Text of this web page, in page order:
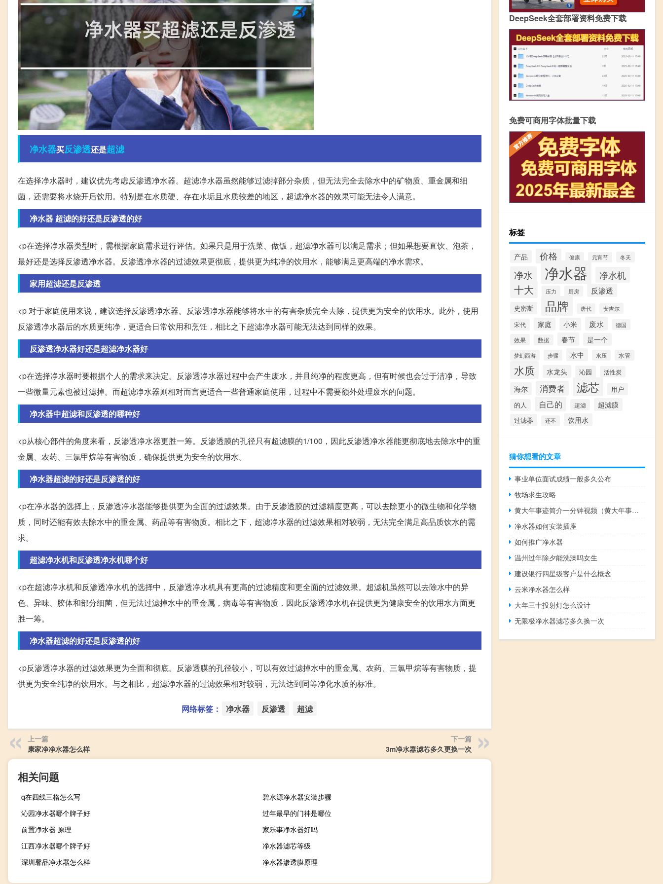
净水器买反渗透还是超滤
在选择净水器时，建议优先考虑反渗透净水器。超滤净水器虽然能够过滤掉部分杂质，但无法完全去除水中的矿物质、重金属和细
菌，还需要将水烧开后饮用。特别是在水质硬、存在水垢且水质较差的地区，超滤净水器的效果可能无法令人满意。
净水器 超滤的好还是反渗透的好
<p在选择净水器类型时，需根据家庭需求进行评估。如果只是用于洗菜、做饭，超滤净水器可以满足需求；但如果想要直饮、泡茶，
最好还是选择反渗透净水器。反渗透净水器的过滤效果更彻底，提供更为纯净的饮用水，能够满足更高端的净水需求。
家用超滤还是反渗透
<p 对于家庭使用来说，建议选择反渗透净水器。反渗透净水器能够将水中的有害杂质完全去除，提供更为安全的饮用水。此外，使用
反渗透净水器后的水质更纯净，更适合日常饮用和烹饪，相比之下超滤净水器可能无法达到同样的效果。
反渗透净水器好还是超滤净水器好
<p在选择净水器时要根据个人的需求来决定。反渗透净水器过程中会产生废水，并且纯净的程度更高，但有时候也会过于洁净，导致
一些微量元素也被过滤掉。而超滤净水器则相对而言更适合一些普通家庭使用，过程中不需要额外处理废水的问题。
净水器中超滤和反渗透的哪种好
<p从核心部件的角度来看，反渗透净水器更胜一筹。反渗透膜的孔径只有超滤膜的1/100，因此反渗透净水器能更彻底地去除水中的重
金属、农药、三氯甲烷等有害物质，确保提供更为安全的饮用水。
净水器超滤的好还是反渗透的好
<p在净水器的选择上，反渗透净水器能够提供更为全面的过滤效果。由于反渗透膜的过滤精度更高，可以去除更小的微生物和化学物
质，同时还能有效去除水中的重金属、药品等有害物质。相比之下，超滤净水器的过滤效果相对较弱，无法完全满足高品质饮水的需
求。
超滤净水机和反渗透净水机哪个好
<p在超滤净水机和反渗透净水机的选择中，反渗透净水机具有更高的过滤精度和更全面的过滤效果。超滤机虽然可以去除水中的异
色、异味、胶体和部分细菌，但无法过滤掉水中的重金属，病毒等有害物质，因此反渗透净水机在提供更为健康安全的饮用水方面更
胜一筹。
净水器超滤的好还是反渗透的好
<p反渗透净水器的过滤效果更为全面和彻底。反渗透膜的孔径较小，可以有效过滤掉水中的重金属、农药、三氯甲烷等有害物质，提
供更为安全纯净的饮用水。与之相比，超滤净水器的过滤效果相对较弱，无法达到同等净化水质的标准。
网络标签： 净水器 反渗透 超滤
上一篇
康家净净水器怎么样
下一篇
3m净水器滤芯多久更换一次
相关问题
q在四线三格怎么写
碧水源净水器安装步骤
沁园净水器哪个牌子好
过年最早的门神是哪位
前置净水器 原理
家乐事净水器好吗
江西净水器哪个牌子好
净水器滤芯等级
深圳馨品净水器怎么样
净水器渗透膜原理
DeepSeek全套部署资料免费下载
免费可商用字体批量下载
标签
产品 价格 健康 元宵节 冬天
净水 净水器 净水机
十大 压力 厨房 反渗透
史密斯 品牌 唐代 安吉尔
宋代 家庭 小米 废水 德国
效果 数据 春节 是一个
梦幻西游 步骤 水中 水压 水管
水质 水龙头 沁园 活性炭
海尔 消费者 滤芯 用户
的人 自己的 超滤 超滤膜
过滤器 还不 饮用水
猜你想看的文章
事业单位面试成绩一般多久公布
牧场求生攻略
黄大年事迹简介一分钟视频（黄大年事迹简单介绍）
净水器如何安装插座
如何推广净水器
温州过年除夕能洗澡吗女生
建设银行四星级客户是什么概念
云米净水器怎么样
大年三十投射灯怎么设计
无限极净水器滤芯多久换一次